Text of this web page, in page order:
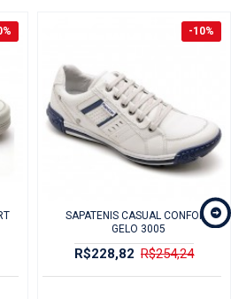
-10%
SAPATENIS CASUAL CONFORT
GELO 3005
R$228,82 R$254,24